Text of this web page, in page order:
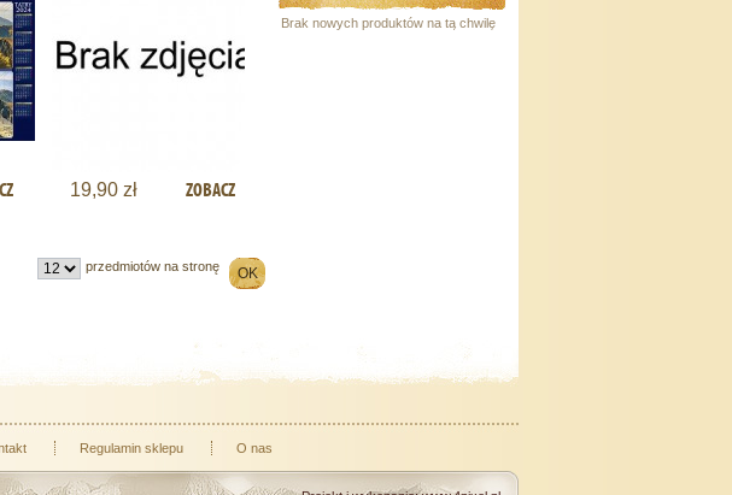
19,90 zł ZOBACZ
przedmiotów na stronę
Brak nowych produktów na tą chwilę
Regulamin sklepu O nas